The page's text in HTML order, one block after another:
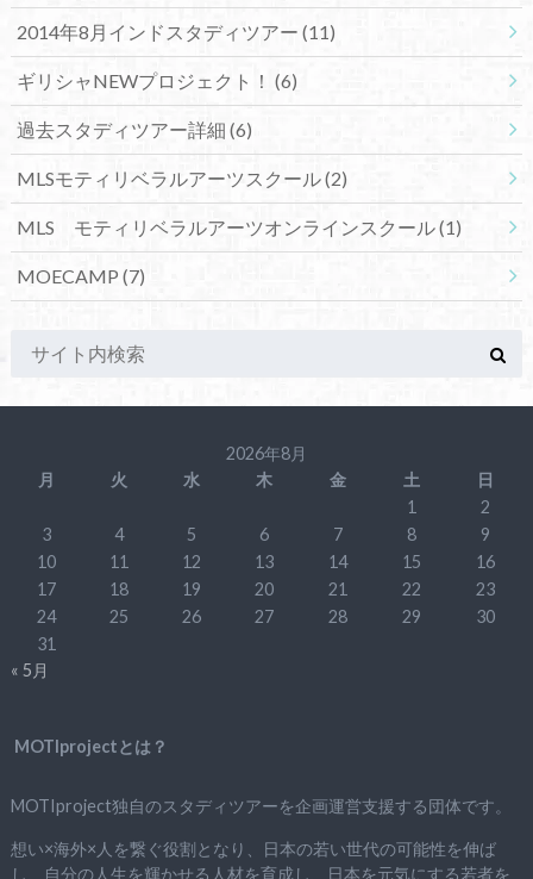
2014年8月インドスタディツアー (11)
ギリシャNEWプロジェクト！ (6)
過去スタディツアー詳細 (6)
MLSモティリベラルアーツスクール(2)
MLS モティリベラルアーツオンラインスクール(1)
MOECAMP (7)
2026年8月
月
火 水 木 金 土
日
1
2
3
4 5 6 7 8
9
10
11 12 13 14 15
16
17
18 19 20 21 22
23
24
25 26 27 28 29
30
31
« 5月
MOTIprojectとは？
MOTIproject独自のスタディツアーを企画運営支援する団体です。
想い×海外×人を繋ぐ役割となり、日本の若い世代の可能性を伸ば
し、自分の人生を輝かせる人材を育成し、日本を元気にする若者を